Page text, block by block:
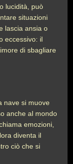
lucidità, può
situazioni
lascia ansia o
eccessivo: il
di sbagliare
nave si muove
anche al mondo
emozioni,
diventa il
ciò che si